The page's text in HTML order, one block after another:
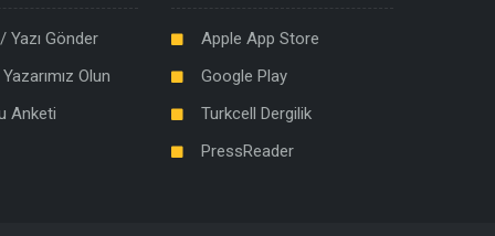
Yazı Gönder
Olun
Anketi
Apple App Store
Google Play
Turkcell Dergilik
PressReader